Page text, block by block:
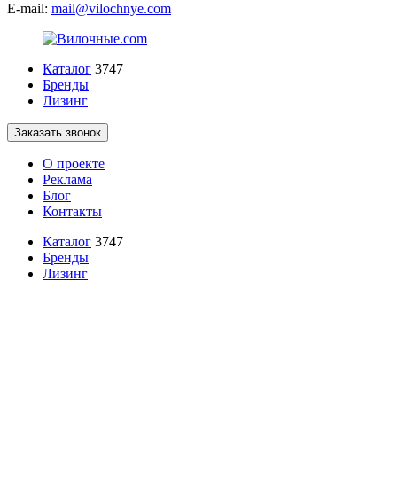
E-mail: mail@vilochnye.com
Каталог 3747
Бренды
Лизинг
Заказать звонок
О проекте
Реклама
Блог
Контакты
Каталог 3747
Бренды
Лизинг